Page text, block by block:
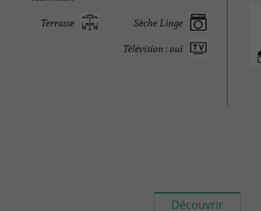
Sèche Linge
Terrasse
Télévision : oui
Découvrir